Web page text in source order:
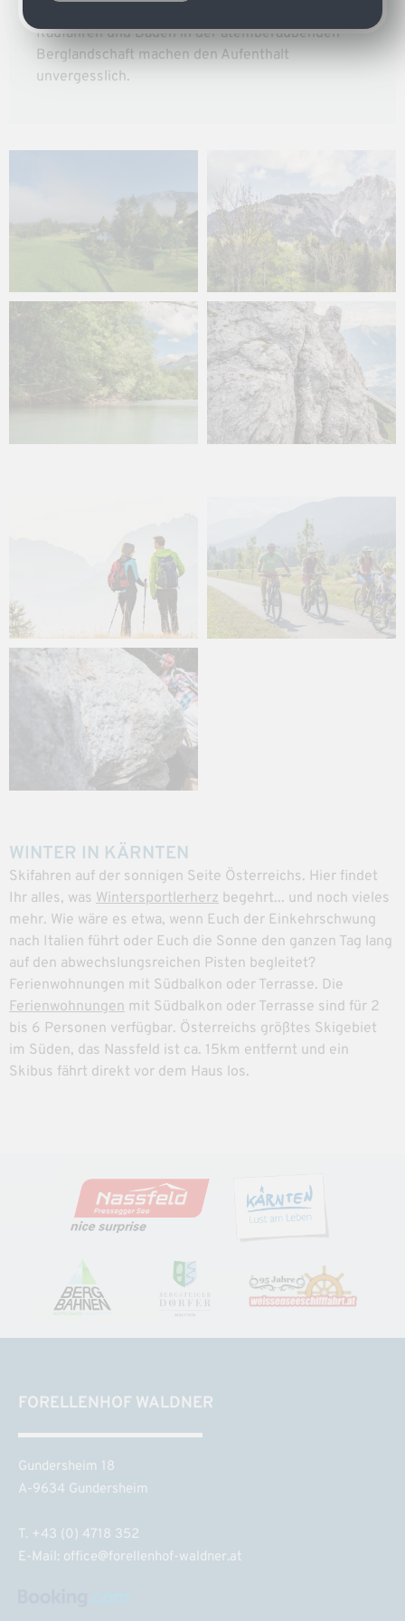
Radfahren und Baden in der atemberaubenden
Berglandschaft machen den Aufenthalt
unvergesslich.
WINTER IN KÄRNTEN
Skifahren auf der sonnigen Seite Österreichs. Hier findet
Ihr alles, was Wintersportlerherz begehrt... und noch vieles
mehr. Wie wäre es etwa, wenn Euch der Einkehrschwung
nach Italien führt oder Euch die Sonne den ganzen Tag lang
auf den abwechslungsreichen Pisten begleitet?
Ferienwohnungen mit Südbalkon oder Terrasse. Die
Ferienwohnungen mit Südbalkon oder Terrasse sind für 2
bis 6 Personen verfügbar. Österreichs größtes Skigebiet
im Süden, das Nassfeld ist ca. 15km entfernt und ein
Skibus fährt direkt vor dem Haus los.
FORELLENHOF WALDNER
Gundersheim 18
A-9634 Gundersheim
T. +43 (0) 4718 352
E-Mail: office@forellenhof-waldner.at